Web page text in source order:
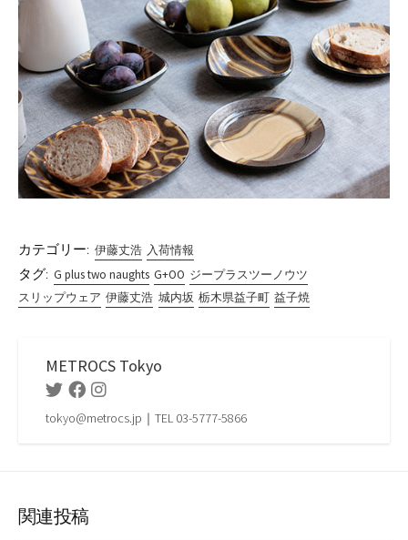
カテゴリー: 伊藤丈浩 入荷情報
タグ: G plus two naughts G+OO ジープラスツーノウツ
スリップウェア 伊藤丈浩 城内坂 栃木県益子町 益子焼
METROCS Tokyo
TwitterFacebookInstagram
tokyo@metrocs.jp｜TEL 03-5777-5866
関連投稿